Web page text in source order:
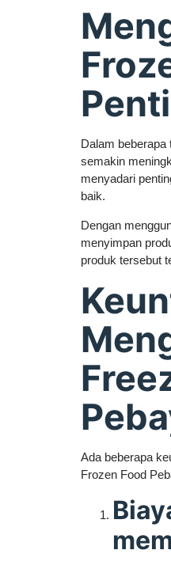
Dalam beberapa
semakin
menyadari
baik.
Dengan
menyimpan
produk tersebut
Ada beberapa
Frozen Food